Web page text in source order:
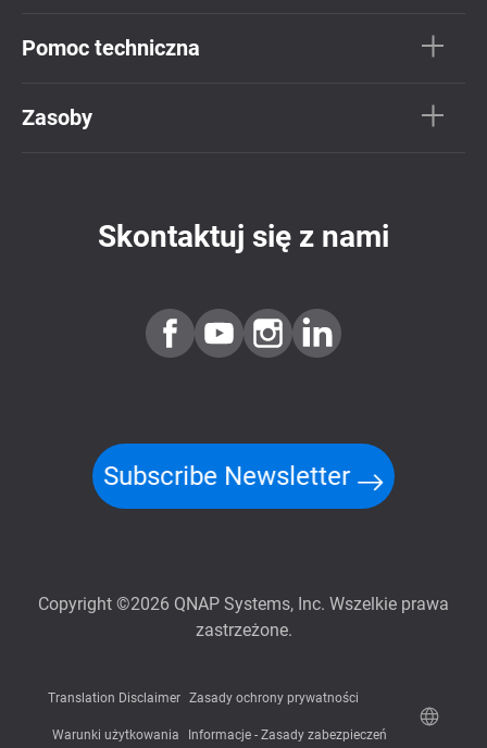
Pomoc techniczna
Zasoby
Skontaktuj się z nami
Subscribe Newsletter
Copyright ©2026 QNAP Systems, Inc. Wszelkie prawa
zastrzeżone.
Translation Disclaimer Zasady ochrony prywatności
Warunki użytkowania Informacje - Zasady zabezpieczeń